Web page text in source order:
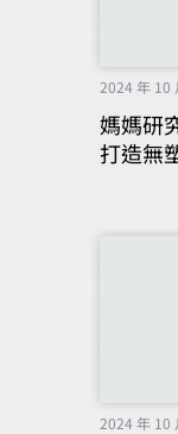
2024 年 10
媽媽研
打造無
2024 年 10